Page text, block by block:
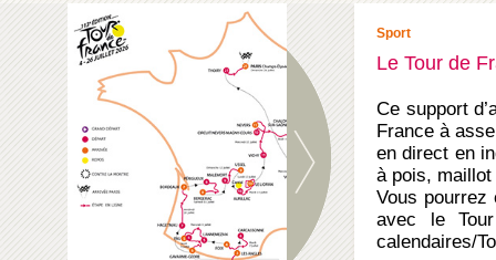
Sport
Le Tour de
Ce support
France à
en direct en
à pois,
Vous pourrez
avec le
calendaires/